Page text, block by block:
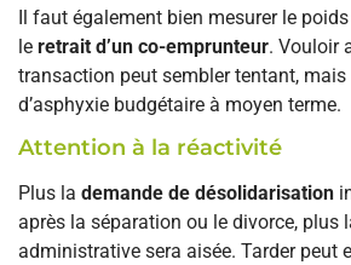
Il faut également bien mesurer le
le retrait d’un co-emprunteur. Vouloir
transaction peut sembler tentant,
d’asphyxie budgétaire à moyen terme.
Attention à la réactivité
Plus la demande de désolidarisation
après la séparation ou le divorce, plus
administrative sera aisée. Tarder peut